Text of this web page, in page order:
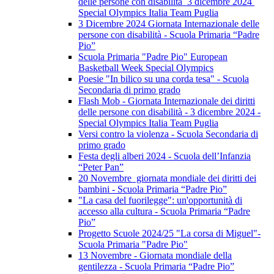
Special Olympics Italia Team Puglia
3 Dicembre 2024 Giornata Internazionale delle
persone con disabilità - Scuola Primaria “Padre
Pio”
Scuola Primaria "Padre Pio" European
Basketball Week Special Olympics
Poesie "In bilico su una corda tesa" - Scuola
Secondaria di primo grado
Flash Mob - Giornata Internazionale dei diritti
delle persone con disabilità - 3 dicembre 2024 -
Special Olympics Italia Team Puglia
Versi contro la violenza - Scuola Secondaria di
primo grado
Festa degli alberi 2024 - Scuola dell’Infanzia
“Peter Pan”
20 Novembre giornata mondiale dei diritti dei
bambini - Scuola Primaria “Padre Pio”
"La casa del fuorilegge": un'opportunità di
accesso alla cultura - Scuola Primaria “Padre
Pio”
Progetto Scuole 2024/25 "La corsa di Miguel"-
Scuola Primaria "Padre Pio"
13 Novembre - Giornata mondiale della
gentilezza - Scuola Primaria “Padre Pio”